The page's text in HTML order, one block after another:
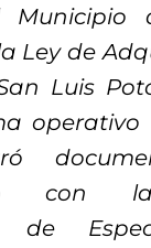
Municipio
Ley de
Luis
operativo
con
de